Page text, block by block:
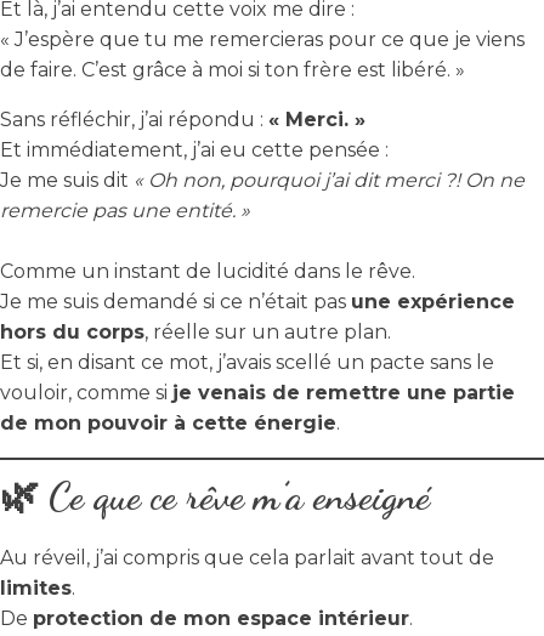
Et là, j’ai entendu cette voix me dire :
« J’espère que tu me remercieras pour ce que je viens
de faire. C’est grâce à moi si ton frère est libéré. »
Sans réfléchir, j’ai répondu : « Merci. »
Et immédiatement, j’ai eu cette pensée :
Je me suis dit « Oh non, pourquoi j’ai dit merci ?! On ne
remercie pas une entité. »
Comme un instant de lucidité dans le rêve.
Je me suis demandé si ce n’était pas une expérience
hors du corps, réelle sur un autre plan.
Et si, en disant ce mot, j’avais scellé un pacte sans le
vouloir, comme si je venais de remettre une partie
de mon pouvoir à cette énergie.
🌿 Ce que ce rêve m’a enseigné
Au réveil, j’ai compris que cela parlait avant tout de
limites.
De protection de mon espace intérieur.